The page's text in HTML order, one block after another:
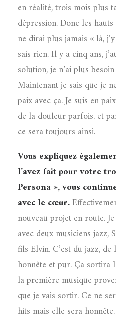
en réalité, trois mois plus
dépression. Donc les
ne dirai plus jamais « là,
sais rien. Il y a cinq ans,
solution, je n’ai plus
Maintenant je sais que je
paix avec ça. Je suis en
de la douleur parfois, et
ce sera toujours ainsi.
Vous expliquez
l’avez fait pour votre
Persona », vous
avec le cœur.
nouveau projet en route.
avec deux musiciens jazz,
fils Elvin. C’est du jazz, de
honnête et pur. Ça sortira
la première musique
que je vais sortir. Ce ne
hits mais elle sera honnête.